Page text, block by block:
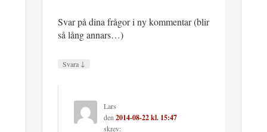
Svar på dina frågor i ny kommentar (blir
så lång annars…)
Svara ↓
Lars
den 2014-08-22 kl. 15:47
skrev: